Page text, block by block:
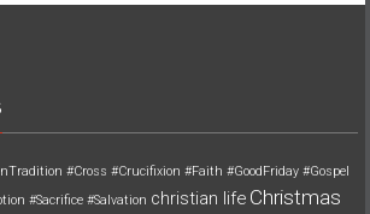
#Cross #Crucifixion #Faith #GoodFriday #Gospel
#Sacrifice #Salvation christian life Christmas